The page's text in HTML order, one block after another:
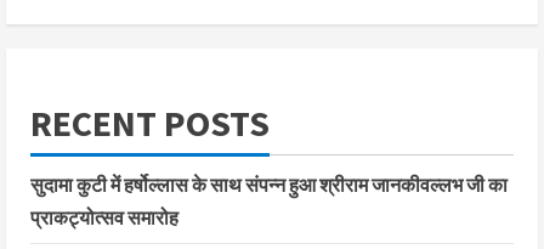
RECENT POSTS
सुदामा कुटी में हर्षोल्लास के साथ संपन्न हुआ श्रीराम जानकीवल्लभ जी का
प्राकट्योत्सव समारोह